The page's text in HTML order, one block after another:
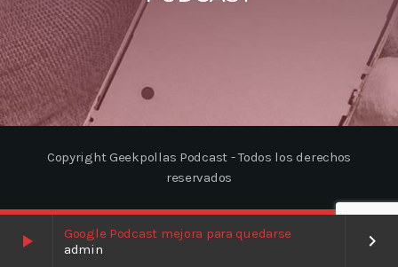
play_arrow
Google Podcast mejora para quedarse
admin
keyboard_arrow_right
Copyright Geekpollas Podcast - Todos los derechos
reservados